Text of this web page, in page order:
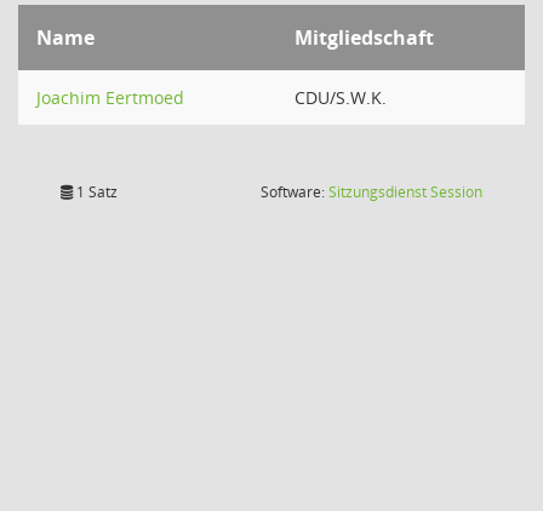
Name Mitgliedschaft
Joachim Eertmoed CDU/S.W.K.
1 Satz Software:SitzungsdienstSession(Wird in